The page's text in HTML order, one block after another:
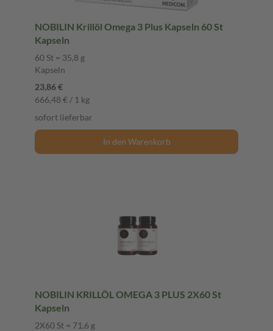
NOBILIN Krillöl Omega 3 Plus Kapseln 60 St
Kapseln
60 St = 35,8 g
Kapseln
23,86 €
666,48 € / 1 kg
sofort lieferbar
In den Warenkorb
NOBILIN KRILLÖL OMEGA 3 PLUS 2X60 St
Kapseln
2X60 St = 71,6 g